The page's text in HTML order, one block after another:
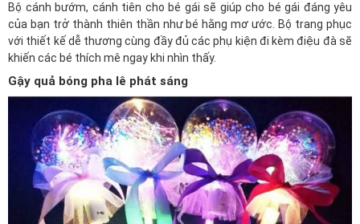
Bộ cánh bướm, cánh tiên cho bé gái sẽ giúp cho bé gái đáng yêu
của bạn trở thành thiên thần như bé hằng mơ ước. Bộ trang phục
với thiết kế dễ thương cùng đầy đủ các phụ kiện đi kèm điệu đà sẽ
khiến các bé thích mê ngay khi nhìn thấy.
Gậy quả bóng pha lê phát sáng